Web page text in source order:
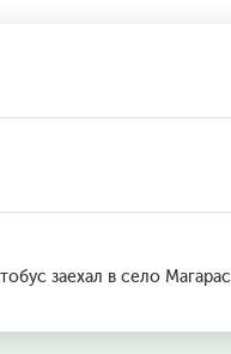
заехал в село